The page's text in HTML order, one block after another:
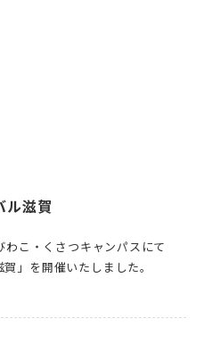
ル滋賀
こ・くさつキャンパスにて
」を開催いたしました。